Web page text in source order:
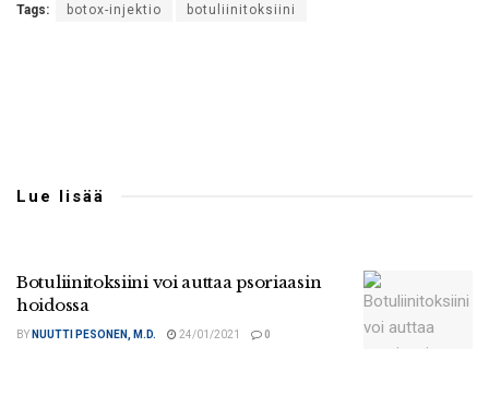
Tags: botox-injektio botuliinitoksiini
Lue lisää
Botuliinitoksiini voi auttaa psoriaasin
hoidossa
BY NUUTTI PESONEN, M.D. 24/01/2021 0